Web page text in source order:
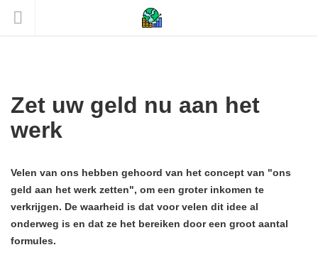
Zet uw geld nu aan het
werk
Velen van ons hebben gehoord van het concept van "ons
geld aan het werk zetten", om een ​​groter inkomen te
verkrijgen. De waarheid is dat voor velen dit idee al
onderweg is en dat ze het bereiken door een groot aantal
formules.